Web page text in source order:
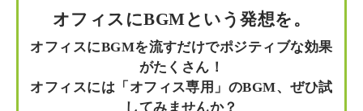
オフィスにBGMという発想を。
オフィスにBGMを流すだけでポジティブな効果
がたくさん！
オフィスには「オフィス専用」のBGM、ぜひ試
してみませんか？